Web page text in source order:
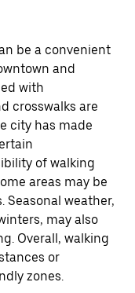
be a convenient
and
with
crosswalks are
city has made
of walking
areas may be
Seasonal weather,
may also
Overall, walking
or
zones.